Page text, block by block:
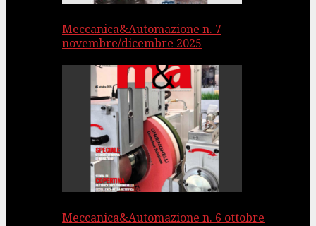
Meccanica&Automazione n. 7
novembre/dicembre 2025
Meccanica&Automazione n. 6 ottobre